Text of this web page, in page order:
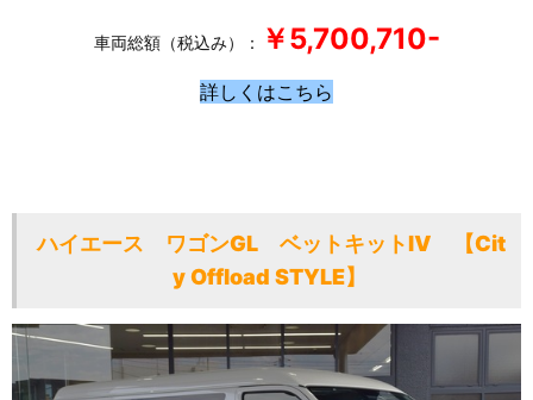
車両総額（税込み）： ￥5,700,710-
詳しくはこちら
ハイエース ワゴンGL ベットキットⅣ 【Cit
y Offload STYLE】